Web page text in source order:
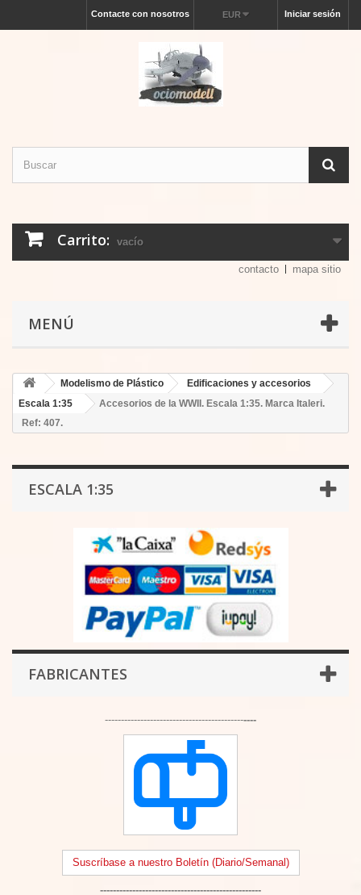
Iniciar sesión
EUR
Contacte con nosotros
Carrito: vacío
contacto mapa sitio
MENÚ
Modelismo de Plástico
Edificaciones y accesorios
Escala 1:35
Accesorios de la WWII. Escala 1:35. Marca Italeri.
Ref: 407.
ESCALA 1:35
FABRICANTES
-----------------------------------------------
Suscríbase a nuestro Boletín (Diario/Semanal)
--------------------------------------------------